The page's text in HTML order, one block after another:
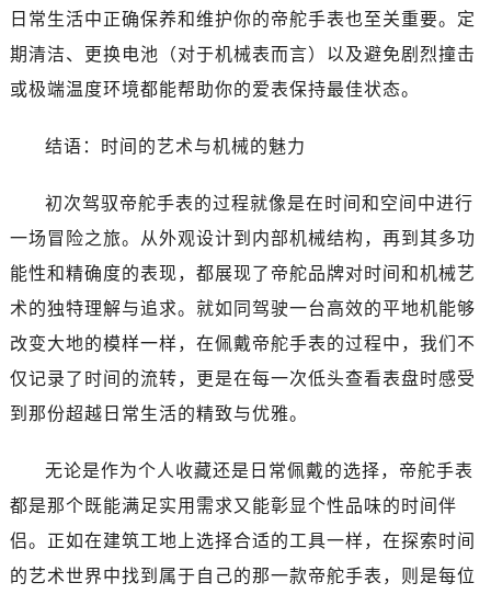
黑龙江省牡丹江市东安区太平路帝舵售后服务中心（需提前预约）
黑龙江省七台河市桃山区大同街帝舵售后服务中心（需提前预约）
吉林省白城市洮北区明仁南街帝舵售后服务中心（需提前预约）
吉林省白山市浑江区浑江大街帝舵售后服务中心（需提前预约）
吉林省吉林市船营区河南街帝舵售后服务中心（需提前预约）
吉林省四平市铁东区紫气大路与南九经街交汇处帝舵售后服务中心（需提前预约）
吉林省松原市宁江区五环大街帝舵售后服务中心（需提前预约）
辽宁省鞍山市铁东区站前街帝舵售后服务中心（需提前预约）
辽宁省本溪市平山区胜利路帝舵售后服务中心（需提前预约）
辽宁省朝阳市双塔区新华路帝舵售后服务中心（需提前预约）
辽宁省丹东市振兴区七经街帝舵售后服务中心（需提前预约）
日常生活中正确保养和维护你的帝舵手表也至关重要。定
期清洁、更换电池（对于机械表而言）以及避免剧烈撞击
或极端温度环境都能帮助你的爱表保持最佳状态。
结语：时间的艺术与机械的魅力
初次驾驭帝舵手表的过程就像是在时间和空间中进行
一场冒险之旅。从外观设计到内部机械结构，再到其多功
能性和精确度的表现，都展现了帝舵品牌对时间和机械艺
术的独特理解与追求。就如同驾驶一台高效的平地机能够
改变大地的模样一样，在佩戴帝舵手表的过程中，我们不
仅记录了时间的流转，更是在每一次低头查看表盘时感受
到那份超越日常生活的精致与优雅。
无论是作为个人收藏还是日常佩戴的选择，帝舵手表
都是那个既能满足实用需求又能彰显个性品味的时间伴
侣。正如在建筑工地上选择合适的工具一样，在探索时间
的艺术世界中找到属于自己的那一款帝舵手表，则是每位